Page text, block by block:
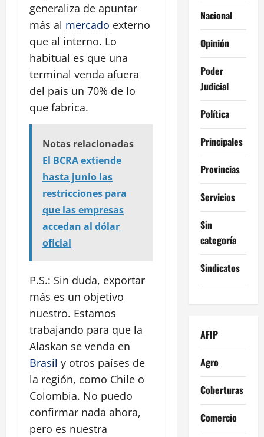
generaliza de apuntar
más al mercado externo
que al interno. Lo
habitual es que una
terminal venda afuera
del país un 70% de lo
que fabrica.
Notas relacionadas
El BCRA extiende
hasta junio las
restricciones para
que las empresas
accedan al dólar
oficial
P.S.: Sin duda, exportar
más es un objetivo
nuestro. Estamos
trabajando para que la
Alaskan se venda en
Brasil y otros países de
la región, como Chile o
Colombia. No puedo
confirmar nada ahora,
pero es nuestra
Nacional
Opinión
Poder
Judicial
Política
Principales
Provincias
Servicios
Sin
categoría
Sindicatos
AFIP
Agro
Coberturas
Comercio